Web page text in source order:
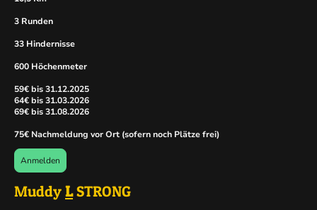
3 Runden
33 Hindernisse
600 Höchenmeter
59€ bis 31.12.2025
64€ bis 31.03.2026
69€ bis 31.08.2026
75€ Nachmeldung vor Ort (sofern noch Plätze frei)
Anmelden
MuddyLSTRONG